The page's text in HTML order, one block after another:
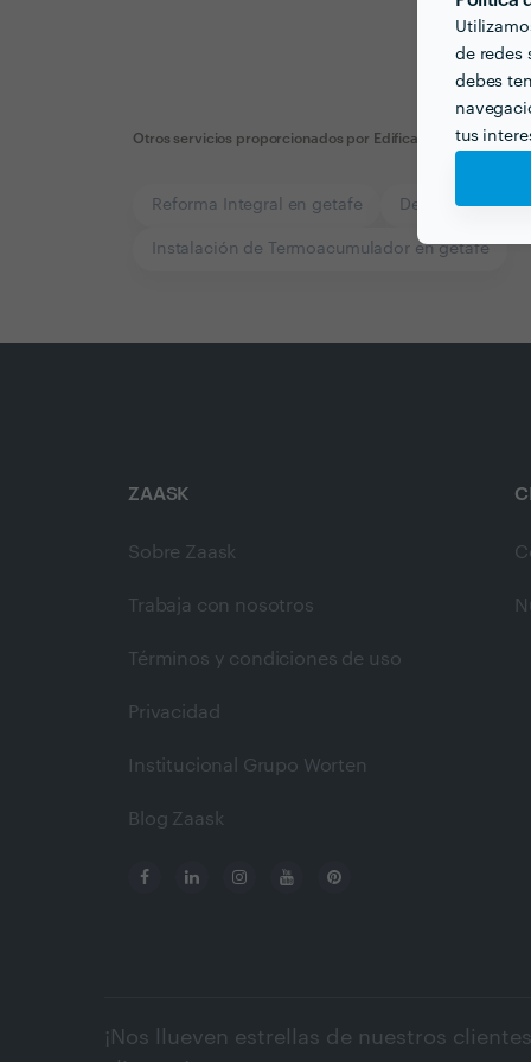
de redes
debes
tus
Otros servicios proporcionados por Edificapiñol
Reforma Integral en getafe Decorador de
Instalación de Termoacumulador en getafe
ZAASK
Sobre Zaask
Trabaja con nosotros
Términos y condiciones de uso
Privacidad
Institucional Grupo Worten
Blog Zaask
¡Nos llueven estrellas de nuestros